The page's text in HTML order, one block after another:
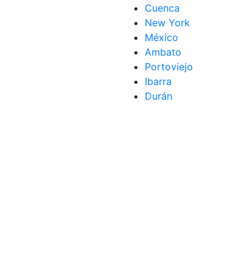
Cuenca
New York
México
Ambato
Portoviejo
Ibarra
Durán